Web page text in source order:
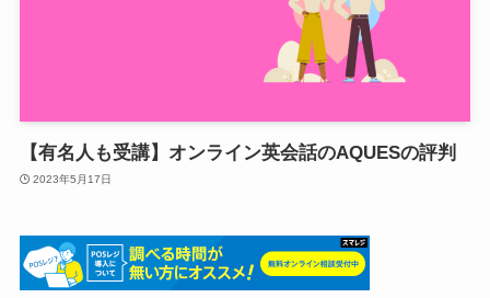
【有名人も受講】オンライン英会話のAQUESの評判
2023年5月17日